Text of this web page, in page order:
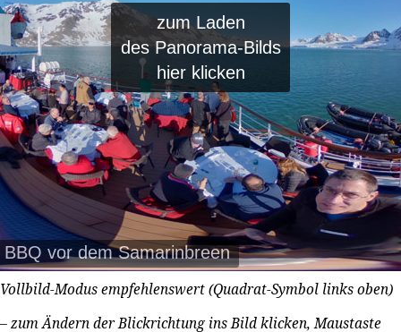
BBQ vor dem Samarinbreen
zum Laden
des Panorama-Bilds
hier klicken
Vollbild-Modus empfehlenswert (Quadrat-Symbol links oben)
– zum Ändern der Blickrichtung ins Bild klicken, Maustaste